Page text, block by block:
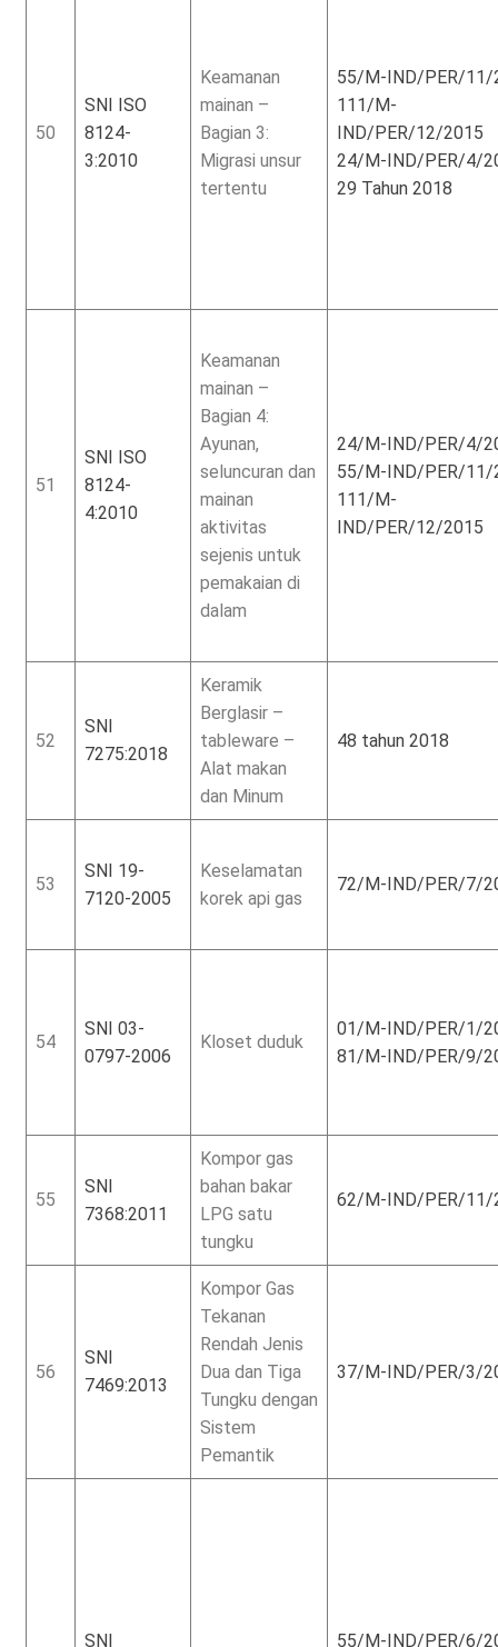
50
SNI ISO
8124-
3:2010
Keamanan
mainan –
Bagian 3:
Migrasi unsur
tertentu
55/M-IND/PER/11/
111/M-
IND/PER/12/2015
24/M-IND/PER/4/
29 Tahun 2018
51
SNI ISO
8124-
4:2010
Keamanan
mainan –
Bagian 4:
Ayunan,
seluncuran dan
mainan
aktivitas
sejenis untuk
pemakaian di
dalam
24/M-IND/PER/4/
55/M-IND/PER/11/
111/M-
IND/PER/12/2015
52
SNI
7275:2018
Keramik
Berglasir –
tableware –
Alat makan
dan Minum
48 tahun 2018
53
SNI 19-
7120-2005
Keselamatan
korek api gas
72/M-IND/PER/7/
54
SNI 03-
0797-2006
Kloset duduk
01/M-IND/PER/1/
81/M-IND/PER/9/
55
SNI
7368:2011
Kompor gas
bahan bakar
LPG satu
tungku
62/M-IND/PER/11/
56
SNI
7469:2013
Kompor Gas
Tekanan
Rendah Jenis
Dua dan Tiga
Tungku dengan
Sistem
Pemantik
37/M-IND/PER/3/
SNI 55/M-IND/PER/6/